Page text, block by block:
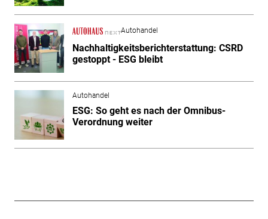
Autohandel
Nachhaltigkeitsberichterstattung: CSRD
gestoppt - ESG bleibt
Autohandel
ESG: So geht es nach der Omnibus-
Verordnung weiter